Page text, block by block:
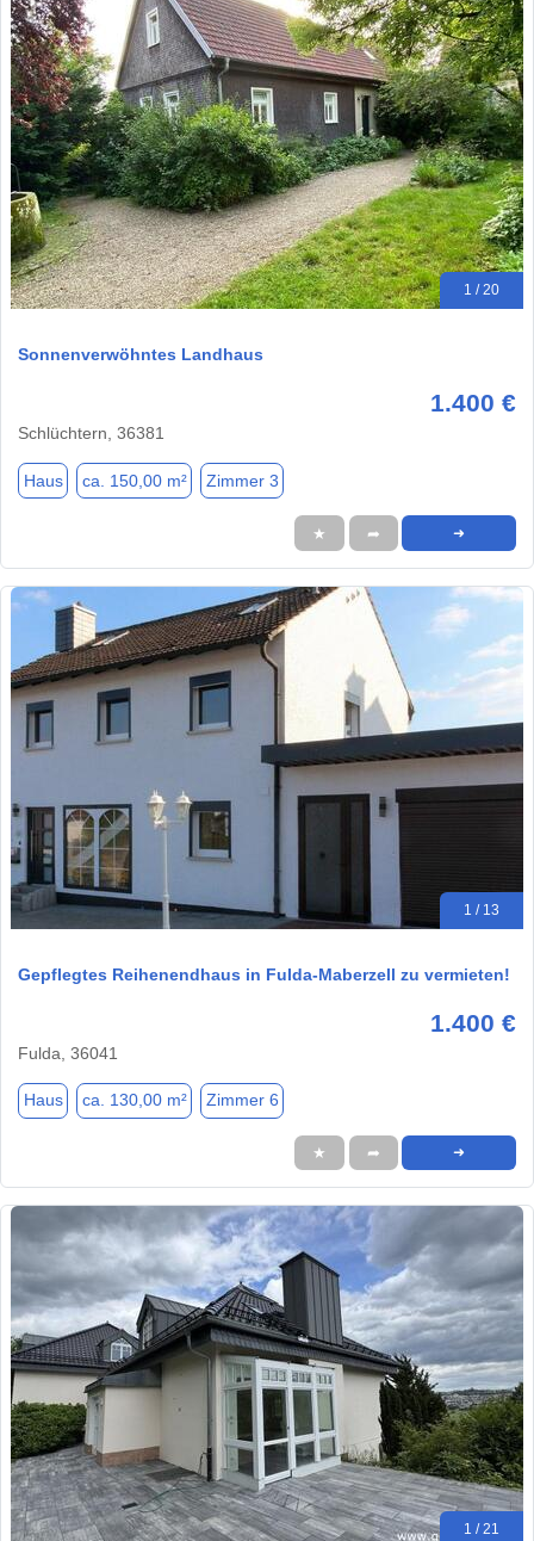
1 / 20
Sonnenverwöhntes Landhaus
1.400 €
Schlüchtern, 36381
Haus ca. 150,00 m² Zimmer 3
★ ➦ ➜
1 / 13
Gepflegtes Reihenendhaus in Fulda-Maberzell zu vermieten!
1.400 €
Fulda, 36041
Haus ca. 130,00 m² Zimmer 6
★ ➦ ➜
1 / 21